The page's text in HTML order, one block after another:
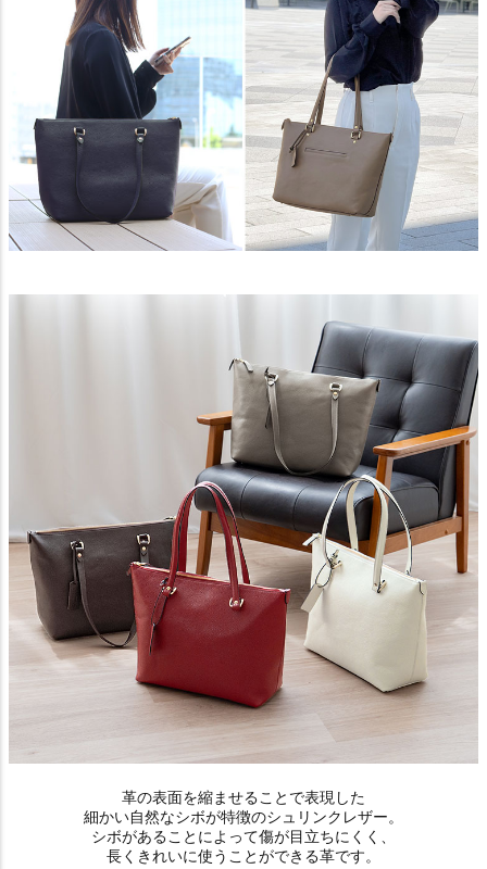
革の表面を縮ませることで表現した
細かい自然なシボが特徴のシュリンクレザー。
シボがあることによって傷が目立ちにくく、
長くきれいに使うことができる革です。